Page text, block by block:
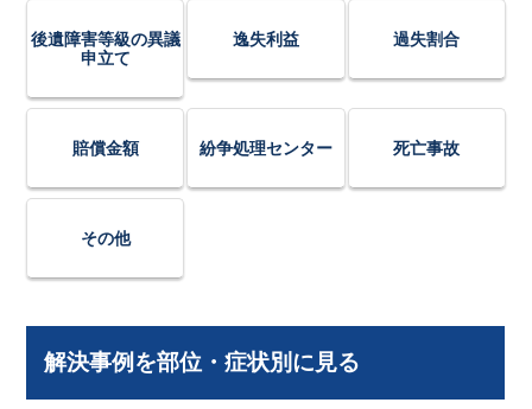
後遺障害等級の異議
申立て
逸失利益 過失割合
賠償金額 紛争処理センター 死亡事故
その他
解決事例を部位・症状別に見る